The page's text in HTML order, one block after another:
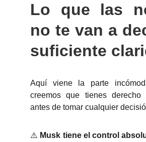
Lo que las
no te van a
suficiente
Aquí viene la parte
creemos que tienes derecho
antes de tomar cualquier
⚠️ Musk tiene el control